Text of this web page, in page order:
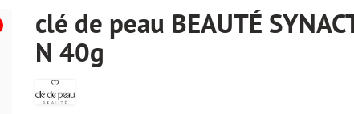
clé de peau BEAUTÉ
N 40g